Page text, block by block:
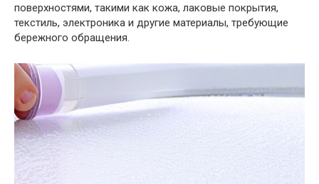
поверхностями, такими как кожа, лаковые покрытия,
текстиль, электроника и другие материалы, требующие
бережного обращения.